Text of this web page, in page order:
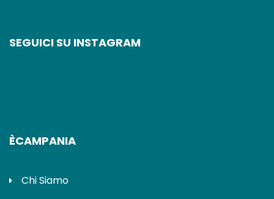
SEGUICI SU INSTAGRAM
ÈCAMPANIA
Chi Siamo